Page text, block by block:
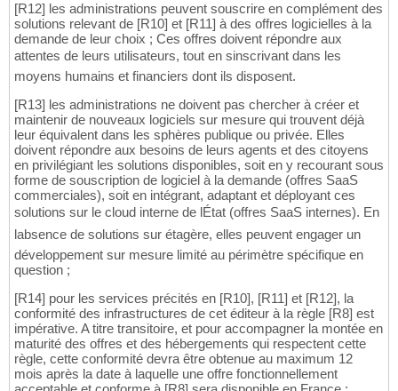
[R12] les administrations peuvent souscrire en complément des
solutions relevant de [R10] et [R11] à des offres logicielles à la
demande de leur choix ; Ces offres doivent répondre aux
attentes de leurs utilisateurs, tout en sinscrivant dans les
moyens humains et financiers dont ils disposent.
[R13] les administrations ne doivent pas chercher à créer et
maintenir de nouveaux logiciels sur mesure qui trouvent déjà
leur équivalent dans les sphères publique ou privée. Elles
doivent répondre aux besoins de leurs agents et des citoyens
en privilégiant les solutions disponibles, soit en y recourant sous
forme de souscription de logiciel à la demande (offres SaaS
commerciales), soit en intégrant, adaptant et déployant ces
solutions sur le cloud interne de lÉtat (offres SaaS internes). En
labsence de solutions sur étagère, elles peuvent engager un
développement sur mesure limité au périmètre spécifique en
question ;
[R14] pour les services précités en [R10], [R11] et [R12], la
conformité des infrastructures de cet éditeur à la règle [R8] est
impérative. A titre transitoire, et pour accompagner la montée en
maturité des offres et des hébergements qui respectent cette
règle, cette conformité devra être obtenue au maximum 12
mois après la date à laquelle une offre fonctionnellement